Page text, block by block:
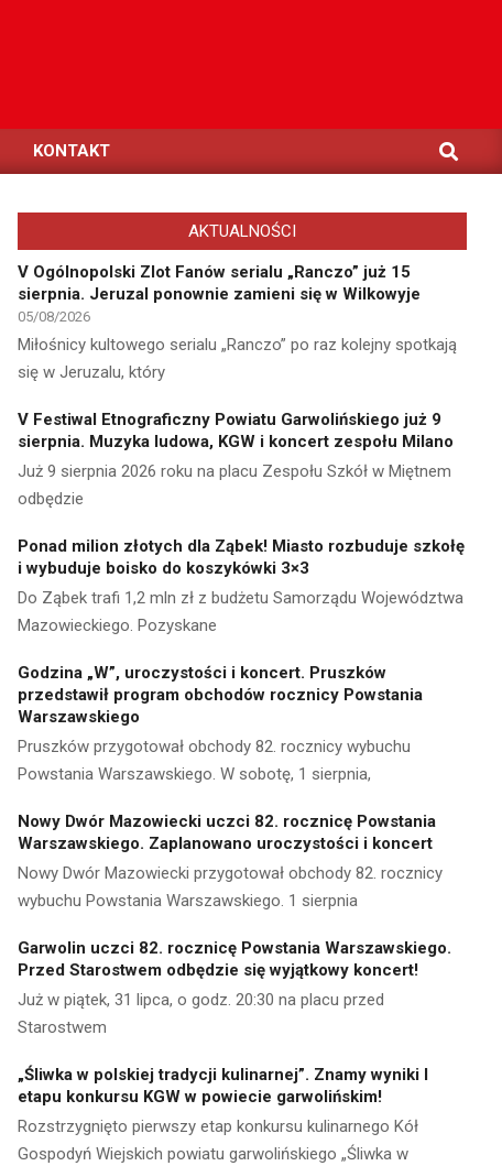
KONTAKT Search
AKTUALNOŚCI
V Ogólnopolski Zlot Fanów serialu „Ranczo” już 15
sierpnia. Jeruzal ponownie zamieni się w Wilkowyje
05/08/2026
Miłośnicy kultowego serialu „Ranczo” po raz kolejny spotkają
się w Jeruzalu, który
V Festiwal Etnograficzny Powiatu Garwolińskiego już 9
sierpnia. Muzyka ludowa, KGW i koncert zespołu Milano
Już 9 sierpnia 2026 roku na placu Zespołu Szkół w Miętnem
odbędzie
Ponad milion złotych dla Ząbek! Miasto rozbuduje szkołę
i wybuduje boisko do koszykówki 3×3
Do Ząbek trafi 1,2 mln zł z budżetu Samorządu Województwa
Mazowieckiego. Pozyskane
Godzina „W”, uroczystości i koncert. Pruszków
przedstawił program obchodów rocznicy Powstania
Warszawskiego
Pruszków przygotował obchody 82. rocznicy wybuchu
Powstania Warszawskiego. W sobotę, 1 sierpnia,
Nowy Dwór Mazowiecki uczci 82. rocznicę Powstania
Warszawskiego. Zaplanowano uroczystości i koncert
Nowy Dwór Mazowiecki przygotował obchody 82. rocznicy
wybuchu Powstania Warszawskiego. 1 sierpnia
Garwolin uczci 82. rocznicę Powstania Warszawskiego.
Przed Starostwem odbędzie się wyjątkowy koncert!
Już w piątek, 31 lipca, o godz. 20:30 na placu przed
Starostwem
„Śliwka w polskiej tradycji kulinarnej”. Znamy wyniki I
etapu konkursu KGW w powiecie garwolińskim!
Rozstrzygnięto pierwszy etap konkursu kulinarnego Kół
Gospodyń Wiejskich powiatu garwolińskiego „Śliwka w